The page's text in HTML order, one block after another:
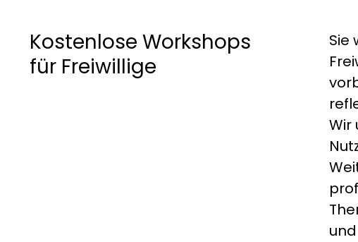
Kostenlose Workshops
für Freiwillige
Sie
Wir